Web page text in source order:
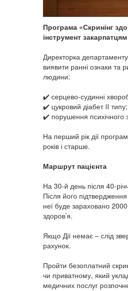
Програма «Скринінг
інструмент
Директорка
виявити ранні ознаки та
людини:
✔️ серцево-судинні
✔️ цукровий діабет ІІ типу;
✔️ порушення психічного
На перший рік дії
років і старше.
Маршрут пацієнта
На 30-й день після 40-
Після його
неї буде зараховано
здоров’я.
Якщо Дії немає – слід
рахунок.
Пройти безоплатний
чи приватному, який
медичних послуг